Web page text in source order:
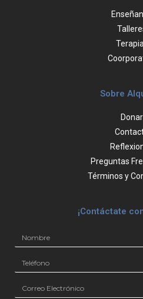
Sobre
Donar
Preguntas
Términos y
¡Contáctate